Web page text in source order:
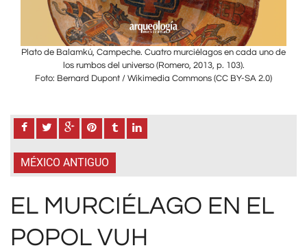
Plato de Balamkú, Campeche. Cuatro murciélagos en cada uno de
los rumbos del universo (Romero, 2013, p. 103).
Foto: Bernard Dupont / Wikimedia Commons (CC BY-SA 2.0)
MÉXICO ANTIGUO
EL MURCIÉLAGO EN EL
POPOL VUH